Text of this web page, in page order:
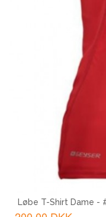
Løbe T-Shirt Dame -